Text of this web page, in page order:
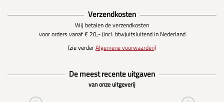
Verzendkosten
Wij betalen de verzendkosten
voor orders vanaf € 20,- (incl. btw)uitsluitend in Nederland
(zie verderAlgemene voorwaarden)
De meest recente uitgaven
van onze uitgeverij